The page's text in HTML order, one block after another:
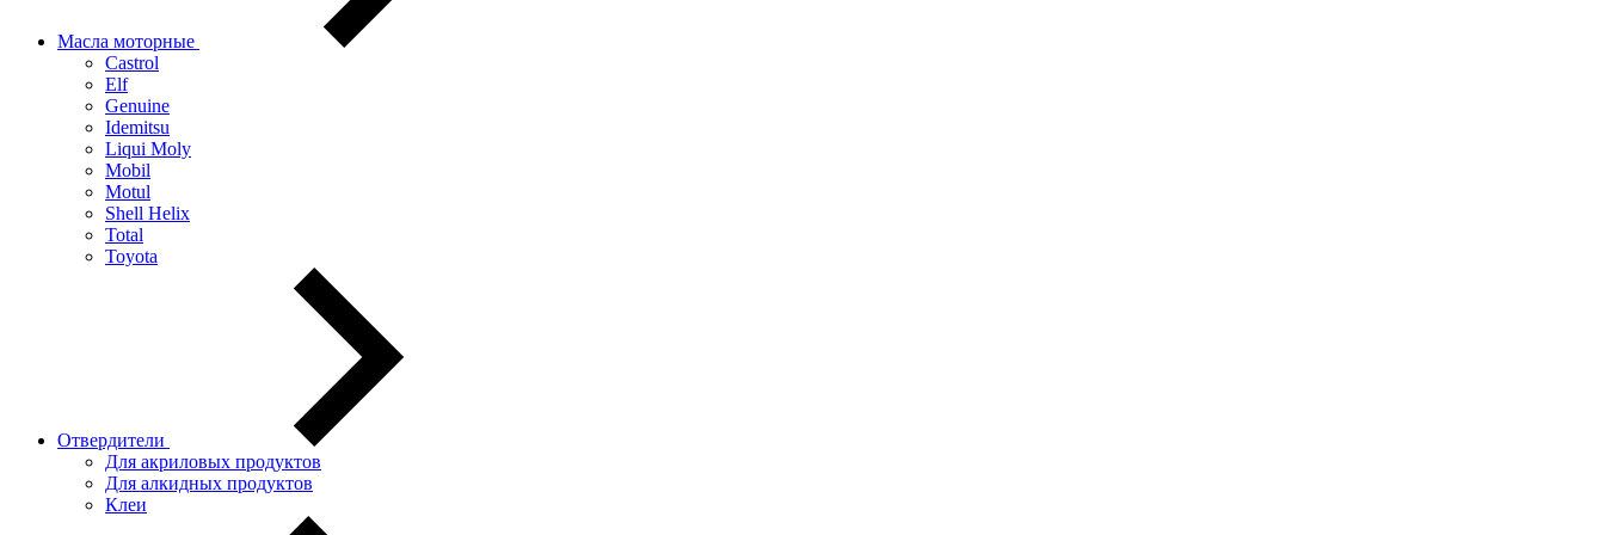
Масла моторные
Castrol
Elf
Genuine
Idemitsu
Liqui Moly
Mobil
Motul
Shell Helix
Total
Toyota
Отвердители
Для акриловых продуктов
Для алкидных продуктов
Клеи